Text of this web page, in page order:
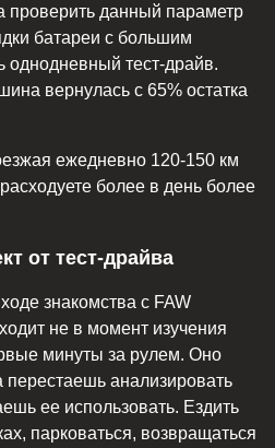
проверить данный параметр
батареи с большим
однодневный тест-драйв.
вернулась с 65% остатка
ежедневно 120-150 км
более в день более
от тест-драйва
знакомства с FAW
не в момент изучения
минуты за рулем. Оно
перестаешь анализировать
ее использовать. Ездить
парковаться, возвращаться